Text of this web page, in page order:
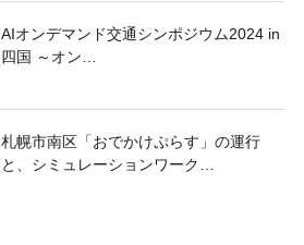
AIオンデマンド交通シンポジウム2024 in
四国 ～オン…
札幌市南区「おでかけぷらす」の運行
と、シミュレーションワーク…